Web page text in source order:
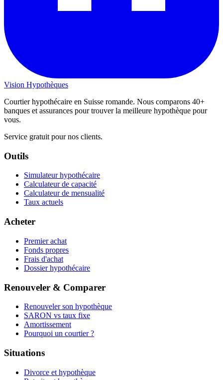
Vision Hypothèques
Courtier hypothécaire en Suisse romande. Nous comparons 40+
banques et assurances pour trouver la meilleure hypothèque pour
vous.
Service gratuit pour nos clients.
Outils
Simulateur hypothécaire
Calculateur de capacité
Calculateur de mensualité
Taux actuels
Acheter
Premier achat
Fonds propres
Frais d'achat
Dossier hypothécaire
Renouveler & Comparer
Renouveler son hypothèque
SARON vs taux fixe
Amortissement
Pourquoi un courtier ?
Situations
Divorce et hypothèque